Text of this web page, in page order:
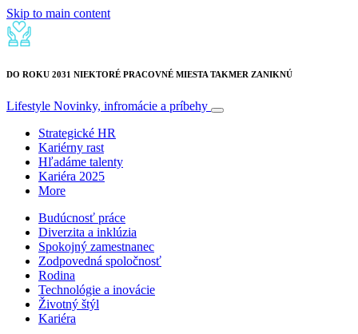
Skip to main content
DO ROKU 2031 NIEKTORÉ PRACOVNÉ MIESTA TAKMER ZANIKNÚ
Lifestyle Novinky, infromácie a príbehy
Strategické HR
Kariérny rast
Hľadáme talenty
Kariéra 2025
More
Budúcnosť práce
Diverzita a inklúzia
Spokojný zamestnanec
Zodpovedná spoločnosť
Rodina
Technológie a inovácie
Životný štýl
Kariéra